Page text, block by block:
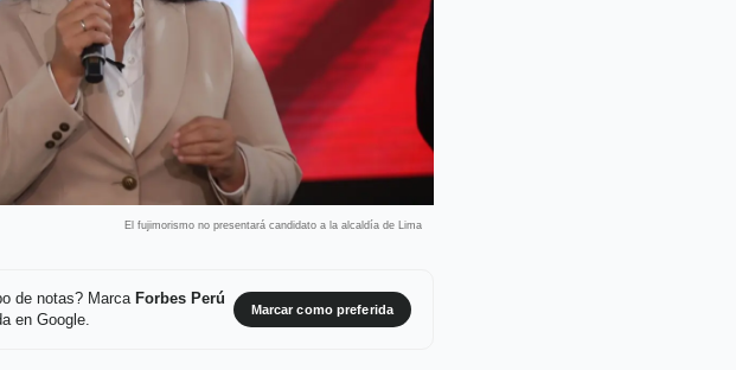
El fujimorismo no presentará candidato a la alcaldía de Lima
de notas? Marca Forbes Perú
en Google.
Marcar como preferida